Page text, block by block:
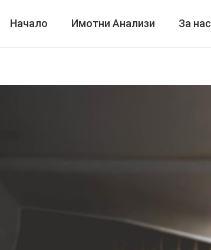
Начало Имотни Анализи За нас